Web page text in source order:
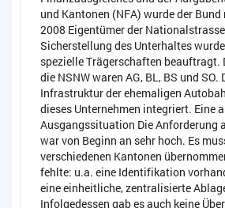
und Kantonen (NFA) wurde der
2008 Eigentümer der
Sicherstellung des Unterhaltes
spezielle Trägerschaften beauftragt.
die NSNW waren AG, BL, BS und
Infrastruktur der ehemaligen
dieses Unternehmen integriert. Eine
Ausgangssituation Die Anforderung
war von Beginn an sehr hoch. Es
verschiedenen Kantonen
fehlte: u.a. eine Identifikation
eine einheitliche, zentralisierte
Infolgedessen gab es auch keine